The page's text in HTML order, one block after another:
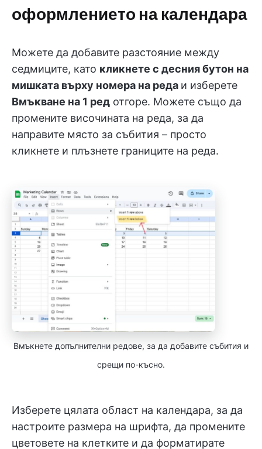
оформлението на календара
Можете да добавите разстояние между
седмиците, като кликнете с десния бутон на
мишката върху номера на реда и изберете
Вмъкване на 1 ред отгоре. Можете също да
промените височината на реда, за да
направите място за събития – просто
кликнете и плъзнете границите на реда.
Вмъкнете допълнителни редове, за да добавите събития и
срещи по-късно.
Изберете цялата област на календара, за да
настроите размера на шрифта, да промените
цветовете на клетките и да форматирате